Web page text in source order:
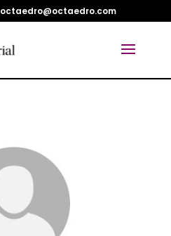
octaedro@octaedro.com